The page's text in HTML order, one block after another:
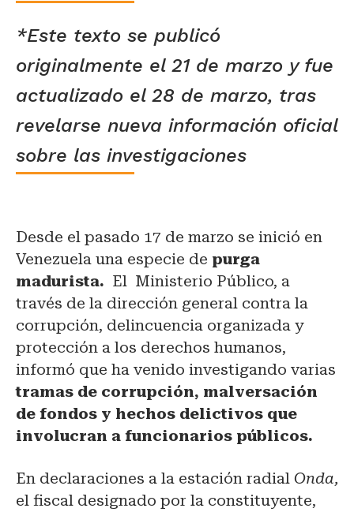
*Este texto se publicó
originalmente el 21 de marzo y fue
actualizado el 28 de marzo, tras
revelarse nueva información oficial
sobre las investigaciones
Desde el pasado 17 de marzo se inició en
Venezuela una especie de purga
madurista. El Ministerio Público, a
través de la dirección general contra la
corrupción, delincuencia organizada y
protección a los derechos humanos,
informó que ha venido investigando varias
tramas de corrupción, malversación
de fondos y hechos delictivos que
involucran a funcionarios públicos.
En declaraciones a la estación radial Onda,
el fiscal designado por la constituyente,